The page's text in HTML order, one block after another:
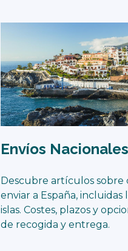
Envíos Nacionales
Descubre artículos sobre
enviar a España, incluidas
islas. Costes, plazos y
de recogida y entrega.